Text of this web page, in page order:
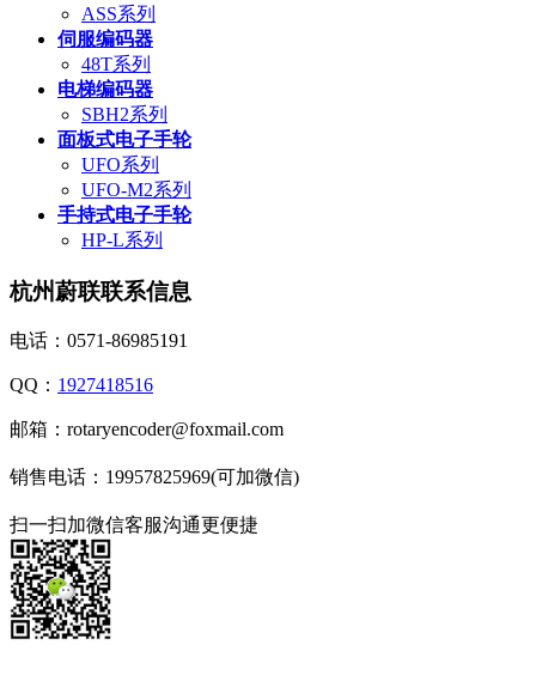
ASS系列
伺服编码器
48T系列
电梯编码器
SBH2系列
面板式电子手轮
UFO系列
UFO-M2系列
手持式电子手轮
HP-L系列
杭州蔚联联系信息
电话：0571-86985191
QQ： 1927418516
邮箱：rotaryencoder@foxmail.com
销售电话：19957825969(可加微信)
扫一扫加微信客服沟通更便捷